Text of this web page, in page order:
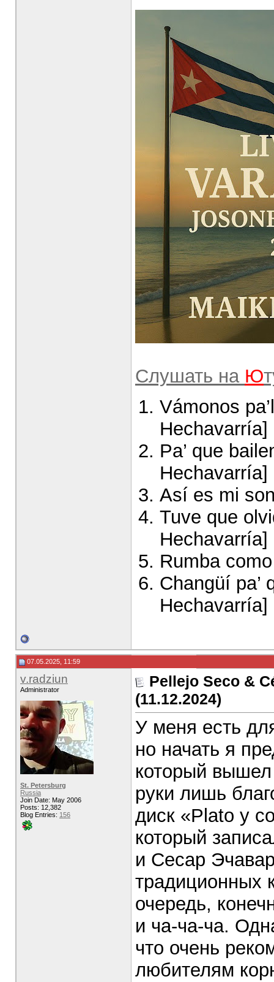
Слушать на Ю
Vámonos
Hechavarría]
Pa’ que
Hechavarría]
Así es mi
Tuve que
Hechavarría]
Rumba
Changüí pa’
Hechavarría]
07.05.2025, 11:59
v.radziun
Administrator
St. Petersburg
Russia
Join Date: May 2006
Posts: 12,382
Blog Entries: 156
Pellejo Seco &
(11.12.2024)
У меня есть
но начать я
который
руки лишь
диск «Plato y
который
и Сесар
традиционных
очередь,
и ча-ча-ча.
что очень
любителям